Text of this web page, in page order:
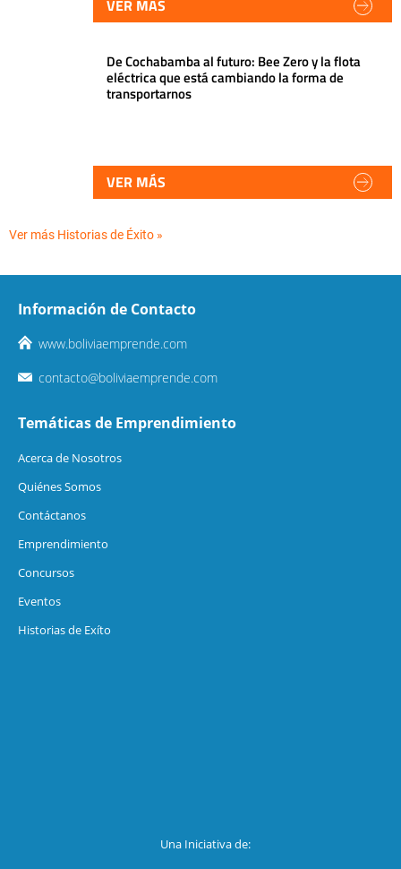
VER MÁS
De Cochabamba al futuro: Bee Zero y la flota
eléctrica que está cambiando la forma de
transportarnos
VER MÁS
Ver más Historias de Éxito »
Información de Contacto
www.boliviaemprende.com
contacto@boliviaemprende.com
Temáticas de Emprendimiento
Acerca de Nosotros
Quiénes Somos
Contáctanos
Emprendimiento
Concursos
Eventos
Historias de Exíto
Una Iniciativa de: